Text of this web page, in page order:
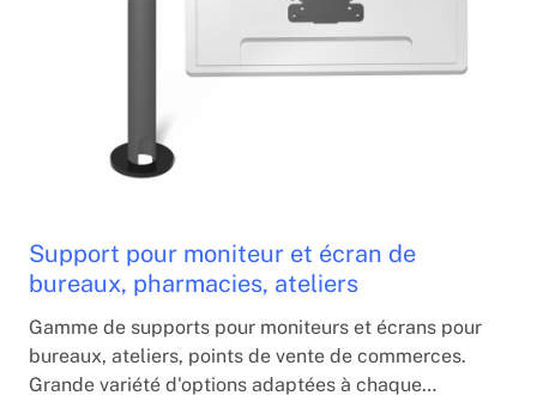
Support pour moniteur et écran de
bureaux, pharmacies, ateliers
Gamme de supports pour moniteurs et écrans pour
bureaux, ateliers, points de vente de commerces.
Grande variété d'options adaptées à chaque